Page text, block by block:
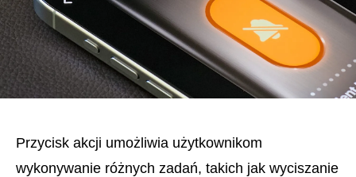
Przycisk akcji umożliwia użytkownikom
wykonywanie różnych zadań, takich jak wyciszanie